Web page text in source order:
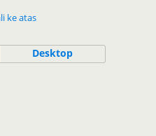
ke atas
Desktop